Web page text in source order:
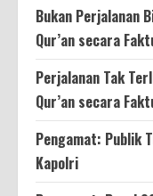
Bukan Perjalanan
Qur’an secara
Perjalanan Tak
Qur’an secara
Pengamat: Publik
Kapolri